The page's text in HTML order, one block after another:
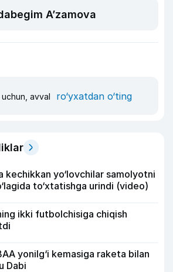
A’zamova
avval ro‘yxatdan o‘ting
kechikkan yo‘lovchilar samolyotni
to‘xtatishga urindi (video)
ikki futbolchisiga chiqish
yonilg‘i kemasiga raketa bilan
Dabi